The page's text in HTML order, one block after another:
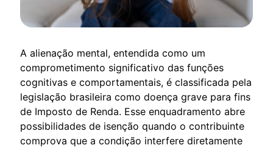
A alienação mental, entendida como um
comprometimento significativo das funções
cognitivas e comportamentais, é classificada pela
legislação brasileira como doença grave para fins
de Imposto de Renda. Esse enquadramento abre
possibilidades de isenção quando o contribuinte
comprova que a condição interfere diretamente